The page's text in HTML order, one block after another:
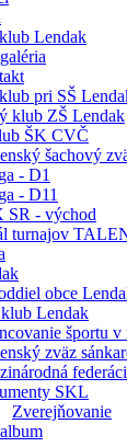
Lendak
pri SŠ
klub ZŠ Lendak
ŠK CVČ
šachový
- D1
- D11
SR - východ
turnajov
obce
Lendak
športu
zväz
SKL
Zverejňovanie